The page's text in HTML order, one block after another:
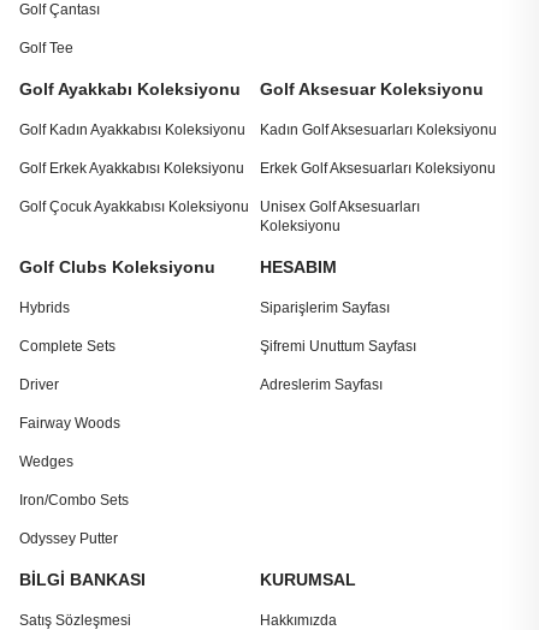
Golf Çantası
Golf Tee
Golf Ayakkabı Koleksiyonu
Golf Kadın Ayakkabısı Koleksiyonu
Golf Erkek Ayakkabısı Koleksiyonu
Golf Çocuk Ayakkabısı Koleksiyonu
Golf Aksesuar Koleksiyonu
Kadın Golf Aksesuarları Koleksiyonu
Erkek Golf Aksesuarları Koleksiyonu
Unisex Golf Aksesuarları
Koleksiyonu
Golf Clubs Koleksiyonu
Hybrids
Complete Sets
Driver
Fairway Woods
Wedges
Iron/Combo Sets
Odyssey Putter
HESABIM
Siparişlerim Sayfası
Şifremi Unuttum Sayfası
Adreslerim Sayfası
BİLGİ BANKASI
Satış Sözleşmesi
KURUMSAL
Hakkımızda